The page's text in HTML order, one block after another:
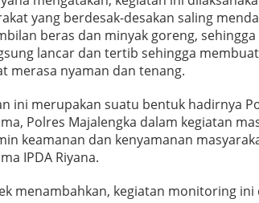
yang berdesak-desakan saling
beras dan minyak goreng,
lancar dan tertib sehingga
merasa nyaman dan tenang.
ini merupakan suatu bentuk hadirnya
Polres Majalengka dalam kegiatan
keamanan dan kenyamanan
IPDA Riyana.
menambahkan, kegiatan monitoring ini